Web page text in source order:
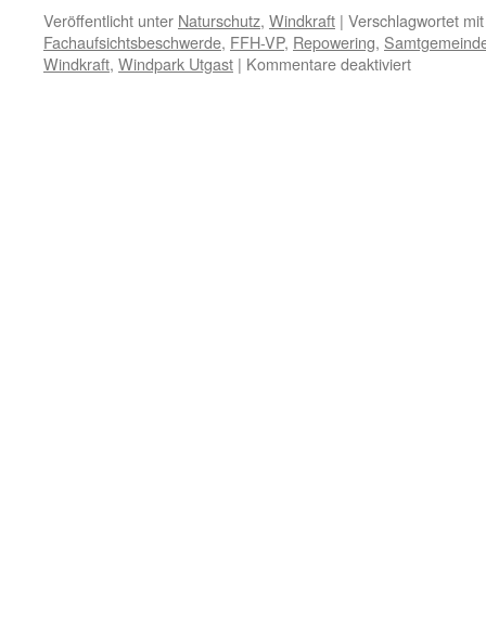
Veröffentlicht unter Naturschutz, Windkraft | Verschlagwortet mit
Fachaufsichtsbeschwerde, FFH-VP, Repowering,
Windkraft, Windpark Utgast | Kommentare deaktiviertfür